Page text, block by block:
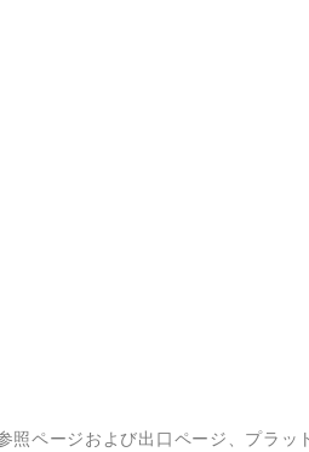
ページおよび出口ページ、プラッ